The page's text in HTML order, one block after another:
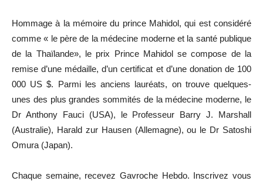
Hommage à la mémoire du prince Mahidol, qui est considéré
comme « le père de la médecine moderne et la santé publique
de la Thaïlande», le prix Prince Mahidol se compose de la
remise d’une médaille, d’un certificat et d’une donation de 100
000 US $. Parmi les anciens lauréats, on trouve quelques-
unes des plus grandes sommités de la médecine moderne, le
Dr Anthony Fauci (USA), le Professeur Barry J. Marshall
(Australie), Harald zur Hausen (Allemagne), ou le Dr Satoshi
Omura (Japan).
Chaque semaine, recevez Gavroche Hebdo. Inscrivez vous